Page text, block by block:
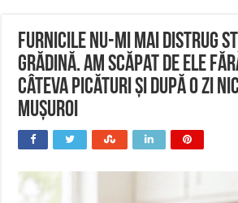
Furnicile nu-mi mai distrug
grădină. Am scăpat de ele
câteva picături și după o zi
mușuroi